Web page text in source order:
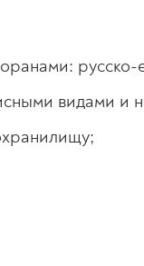
русско-
видами и